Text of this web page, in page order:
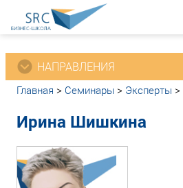
НАПРАВЛЕНИЯ
Главная > Семинары > Эксперты >
Ирина Шишкина